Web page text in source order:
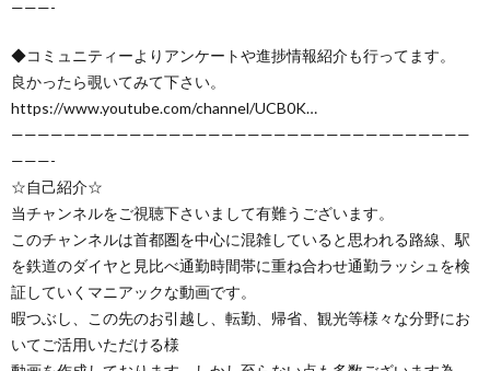
———-
◆コミュニティーよりアンケートや進捗情報紹介も行ってます。
良かったら覗いてみて下さい。
https://www.youtube.com/channel/UCB0K…
———————————————————————————————————
———-
☆自己紹介☆
当チャンネルをご視聴下さいまして有難うございます。
このチャンネルは首都圏を中心に混雑していると思われる路線、駅
を鉄道のダイヤと見比べ通勤時間帯に重ね合わせ通勤ラッシュを検
証していくマニアックな動画です。
暇つぶし、この先のお引越し、転勤、帰省、観光等様々な分野にお
いてご活用いただける様